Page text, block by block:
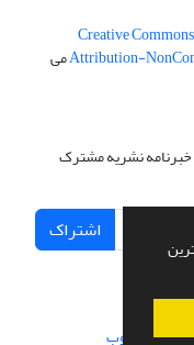
Creative Commons
Attribution-می
خبرنامه نشریه مشترک
اشتراک
از سیناوب